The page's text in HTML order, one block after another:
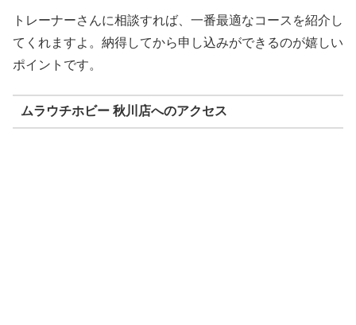
トレーナーさんに相談すれば、一番最適なコースを紹介し
てくれますよ。納得してから申し込みができるのが嬉しい
ポイントです。
ムラウチホビー 秋川店へのアクセス